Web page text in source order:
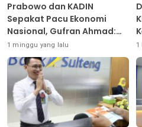
Prabowo dan KADIN
Sepakat Pacu Ekonomi
Nasional, Gufran Ahmad:
Sulteng Siap Ambil Peran
1 minggu yang lalu 1